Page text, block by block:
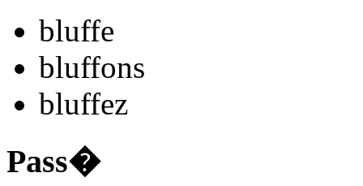
bluffe
bluffons
bluffez
Pass�